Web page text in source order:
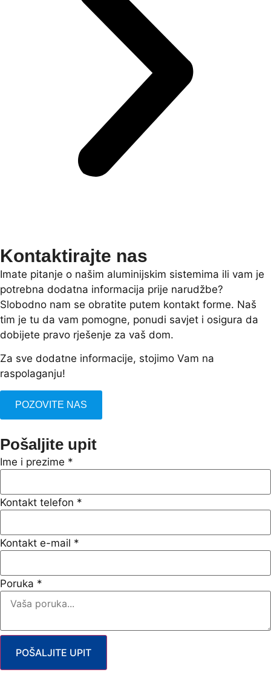
Kontaktirajte nas
Imate pitanje o našim aluminijskim sistemima ili vam je
potrebna dodatna informacija prije narudžbe?
Slobodno nam se obratite putem kontakt forme. Naš
tim je tu da vam pomogne, ponudi savjet i osigura da
dobijete pravo rješenje za vaš dom.
Za sve dodatne informacije, stojimo Vam na
raspolaganju!
POZOVITE NAS
Pošaljite upit
Ime i prezime *
Kontakt telefon *
Kontakt e-mail *
Poruka *
POŠALJITE UPIT